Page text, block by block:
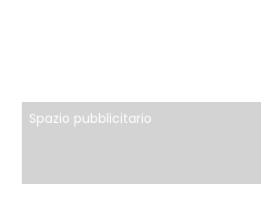
Spazio pubblicitario